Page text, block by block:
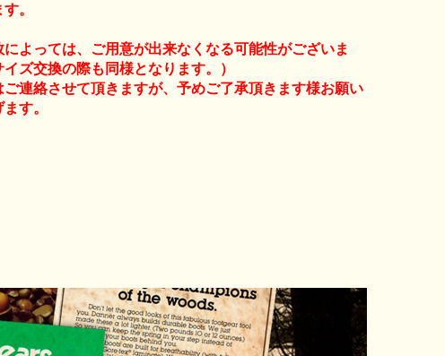
。
によっては、ご用意が出来なくなる可能性がございま
ズ交換の際も同様となります。）
ご連絡させて頂きますが、予めご了承頂きます様お願い
す。